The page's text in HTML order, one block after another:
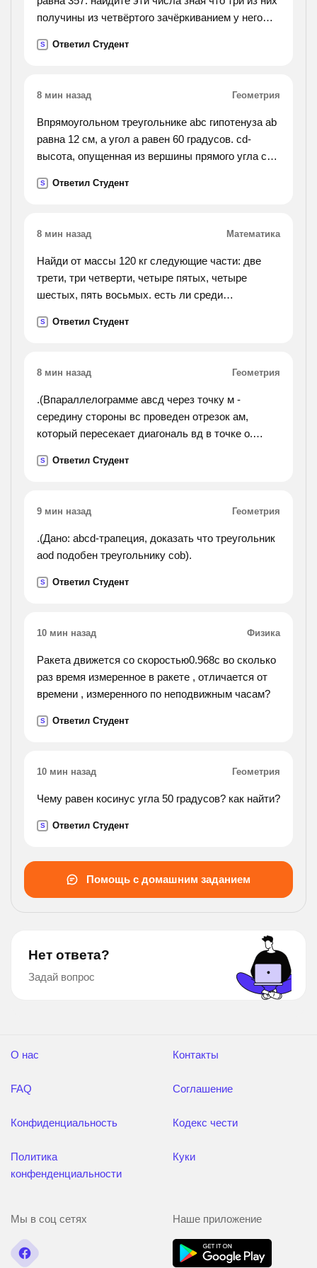
получины из четвёртого зачёркиванием у него
S Ответил Студент
8 мин назад Геометрия
Впрямоугольном треугольнике abc гипотенуза ab
равна 12 см, а угол a равен 60 градусов. cd-
высота, опущенная из вершины прямого угла c
S Ответил Студент
8 мин назад Математика
Найди от массы 120 кг следующие части: две
трети, три четверти, четыре пятых, четыре
шестых, пять восьмых. есть ли среди
можно объяснить? докажи с схемы, что три
S Ответил Студент
8 мин назад Геометрия
.(Впараллелограмме авсд через точку м -
середину стороны вс проведен отрезок ам,
который пересекает диагональ вд в точке о.
площадь треугольника вом и четырехкгольника
S Ответил Студент
9 мин назад Геометрия
.(Дано: abcd-трапеция, доказать что треугольник
aod подобен треугольнику cob).
S Ответил Студент
10 мин назад Физика
Ракета движется со скоростью0.968c во сколько
раз время измеренное в ракете , отличается от
времени , измеренного по неподвижным часам?
S Ответил Студент
10 мин назад Геометрия
Чему равен косинус угла 50 градусов? как найти?
S Ответил Студент
Помощь с домашним заданием
Нет ответа?
Задай вопрос
О нас
FAQ
Конфиденциальность
Политика
конфенденциальности
Контакты
Соглашение
Кодекс чести
Куки
Мы в соц сетях Наше приложение